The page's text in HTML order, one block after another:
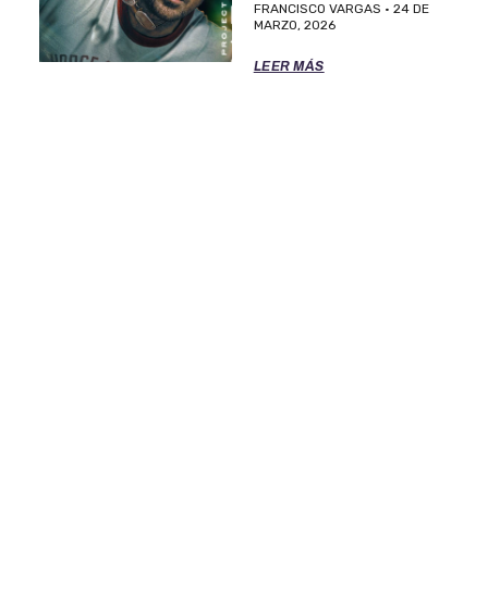
FRANCISCO VARGAS
24 DE
MARZO, 2026
LEER MÁS